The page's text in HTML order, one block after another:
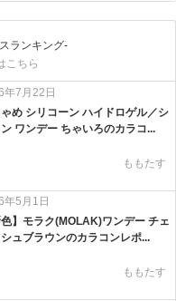
ランキング-
こちら
年7月22日
め シリコーン ハイドロゲル／シ
ン ワンデー ちゃいろのカラコ...
ももたす
年5月1日
色】モラク(MOLAK)ワンデー チェ
シュブラウンのカラコンレポ...
ももたす